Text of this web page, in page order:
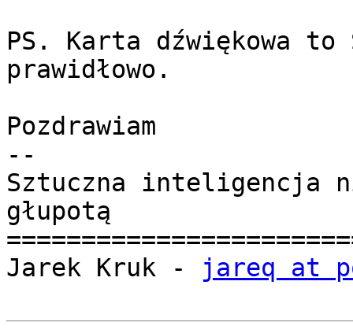
PS. Karta dźwiękowa
prawidłowo.
Pozdrawiam
--
Sztuczna inteligencja
głupotą
Jarek Kruk -
jareq at